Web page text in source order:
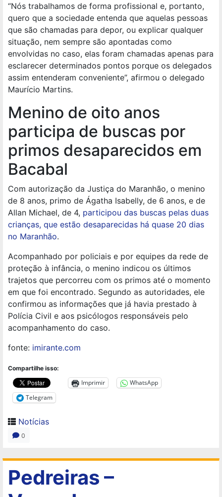
“Nós trabalhamos de forma profissional e, portanto,
quero que a sociedade entenda que aquelas pessoas
que são chamadas para depor, ou explicar qualquer
situação, nem sempre são apontadas como
envolvidas no caso, elas foram chamadas apenas para
esclarecer determinados pontos porque os delegados
assim entenderam conveniente”, afirmou o delegado
Maurício Martins.
Menino de oito anos
participa de buscas por
primos desaparecidos em
Bacabal
Com autorização da Justiça do Maranhão, o menino
de 8 anos, primo de Ágatha Isabelly, de 6 anos, e de
Allan Michael, de 4, participou das buscas pelas duas
crianças, que estão desaparecidas há quase 20 dias
no Maranhão.
Acompanhado por policiais e por equipes da rede de
proteção à infância, o menino indicou os últimos
trajetos que percorreu com os primos até o momento
em que foi encontrado. Segundo as autoridades, ele
confirmou as informações que já havia prestado à
Polícia Civil e aos psicólogos responsáveis pelo
acompanhamento do caso.
fonte: imirante.com
Compartilhe isso:
Imprimir
WhatsApp
Telegram
Notícias
0
Pedreiras –